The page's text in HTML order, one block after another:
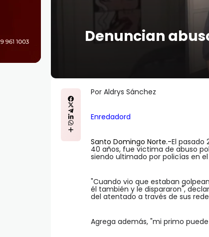
Denuncian
Por Aldrys Sánchez
Enredadord
Santo Domingo Norte.-El pasado
40 años, fue victima de abuso
siendo ultimado por policías en
"Cuando vio que estaban
él también y le dispararon",
del atentado a través de sus
Agrega además, "mi primo